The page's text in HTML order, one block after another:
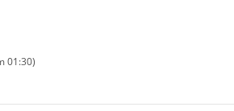
01:30)